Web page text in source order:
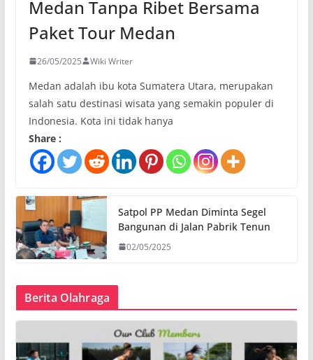
Medan Tanpa Ribet Bersama
Paket Tour Medan
26/05/2025 Wiki Writer
Medan adalah ibu kota Sumatera Utara, merupakan
salah satu destinasi wisata yang semakin populer di
Indonesia. Kota ini tidak hanya
Share :
Satpol PP Medan Diminta Segel
Bangunan di Jalan Pabrik Tenun
02/05/2025
Berita Olahraga